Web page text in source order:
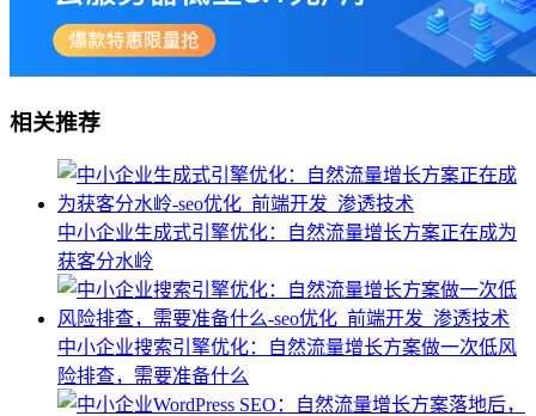
相关推荐
中小企业生成式引擎优化：自然流量增长方案正在成为
获客分水岭
中小企业搜索引擎优化：自然流量增长方案做一次低风
险排查，需要准备什么